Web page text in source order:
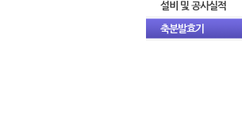
설비 및 공사실적
축분발효기